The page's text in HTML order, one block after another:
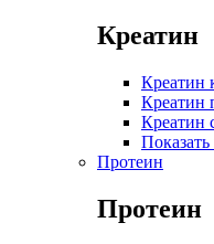
Креатин
Креатин
Креатин
Креатин
Показать
Протеин
Протеин